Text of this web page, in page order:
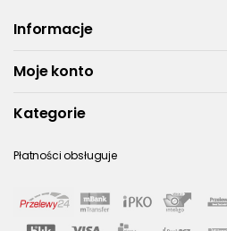
Informacje
Moje konto
Kategorie
Płatności obsługuje